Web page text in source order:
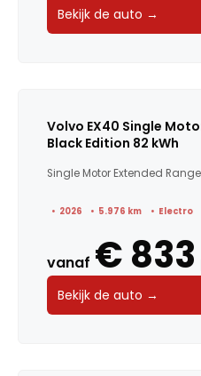
Bekijk de auto →
Volvo EX40 Single
Black Edition 82 kWh
Single Motor Extended
2026 5.976 km Electro
vanaf € 833
Bekijk de auto →